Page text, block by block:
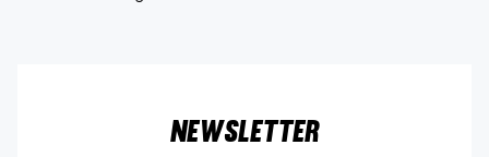
Newsletter